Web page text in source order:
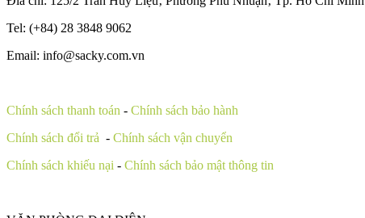
Tel: (+84) 28 3848 9062
Email: info@sacky.com.vn
Chính sách thanh toán - Chính sách bảo hành
Chính sách đổi trả - Chính sách vận chuyển
Chính sách khiếu nại - Chính sách bảo mật thông tin